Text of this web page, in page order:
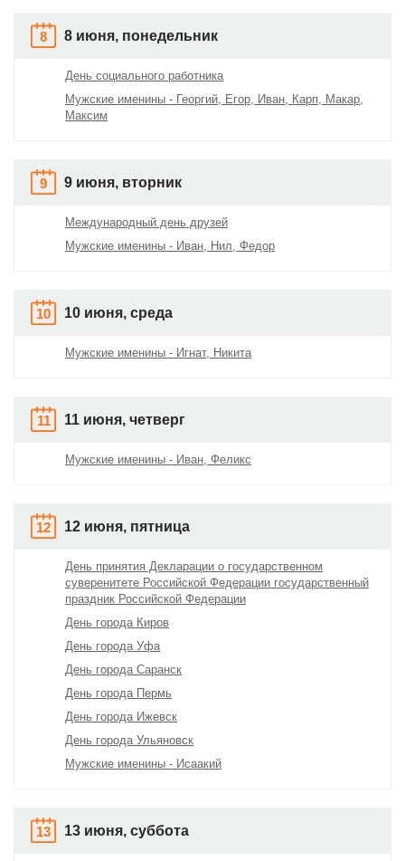
8 8 июня, понедельник
День социального работника
Мужские именины - Георгий, Егор, Иван, Карп, Макар,
Максим
9 9 июня, вторник
Международный день друзей
Мужские именины - Иван, Нил, Федор
10 10 июня, среда
Мужские именины - Игнат, Никита
11 11 июня, четверг
Мужские именины - Иван, Феликс
12 12 июня, пятница
День принятия Декларации о государственном
суверенитете Российской Федерации государственный
праздник Российской Федерации
День города Киров
День города Уфа
День города Саранск
День города Пермь
День города Ижевск
День города Ульяновск
Мужские именины - Исаакий
13 13 июня, суббота